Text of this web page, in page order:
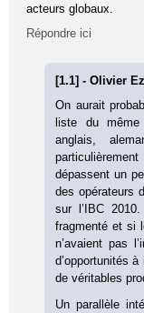
acteurs globaux.
Répondre ici
[1.1] - Olivier
On aurait
liste du même
anglais,
dépassent un
des opérateurs
sur l’IBC
fragmenté et si
n’avaient pas
d’opportunités
de véritables
Un parallèle